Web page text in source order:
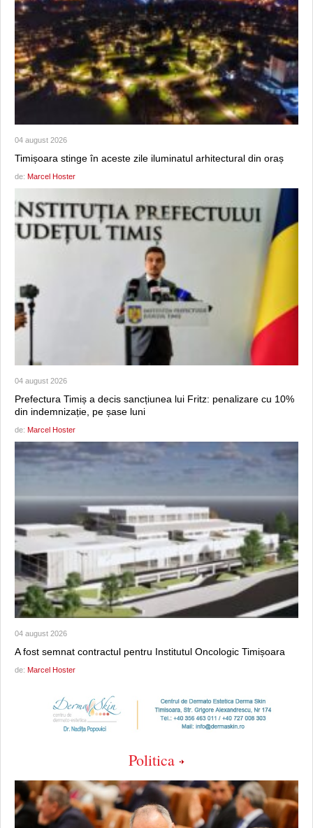
04 august 2026
Timișoara stinge în aceste zile iluminatul arhitectural din oraș
de: Marcel Hoster
04 august 2026
Prefectura Timiș a decis sancțiunea lui Fritz: penalizare cu 10%
din indemnizație, pe șase luni
de: Marcel Hoster
04 august 2026
A fost semnat contractul pentru Institutul Oncologic Timișoara
de: Marcel Hoster
Politica